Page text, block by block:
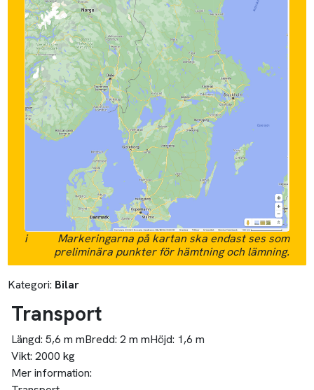
i
Markeringarna på kartan ska endast ses som
preliminära punkter för hämtning och lämning.
Kategori: Bilar
Transport
Längd: 5,6 m mBredd: 2 m mHöjd: 1,6 m
Vikt: 2000 kg
Mer information: